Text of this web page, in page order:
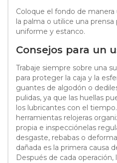
Coloque el fondo de
la palma o utilice una prensa
uniforme y estanco.
Consejos para un
Trabaje siempre sobre una
para proteger la caja y la
guantes de algodón o
pulidas, ya que las huellas
los lubricantes con el
herramientas relojeras
propia e inspecciónelas
desgaste, rebabas o
dañada es la primera causa
Después de cada